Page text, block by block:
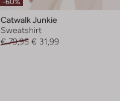
-60%
Catwalk Junkie
Sweatshirt
€ 79,95 € 31,99